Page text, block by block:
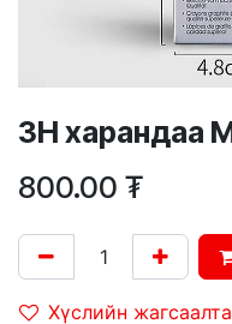
3Н харандаа
800.00 ₮
Хүслийн